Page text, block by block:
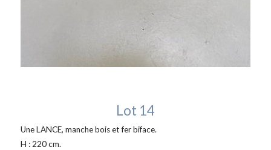
Lot 14
Une LANCE, manche bois et fer biface.
H : 220 cm.